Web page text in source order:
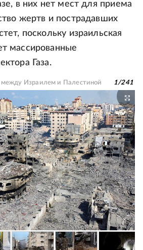
в них нет мест для приема
жертв и пострадавших
поскольку израильская
массированные
Газа.
Израилем и Палестиной 1/241